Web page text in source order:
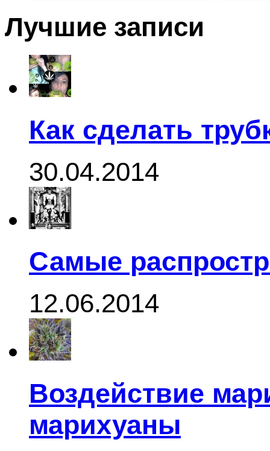
Лучшие записи
Как сделать
30.04.2014
Самые
12.06.2014
Воздействие
марихуаны